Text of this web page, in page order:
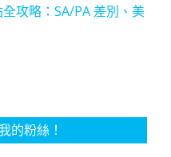
攻略：SA/PA 差別、美
的粉絲！